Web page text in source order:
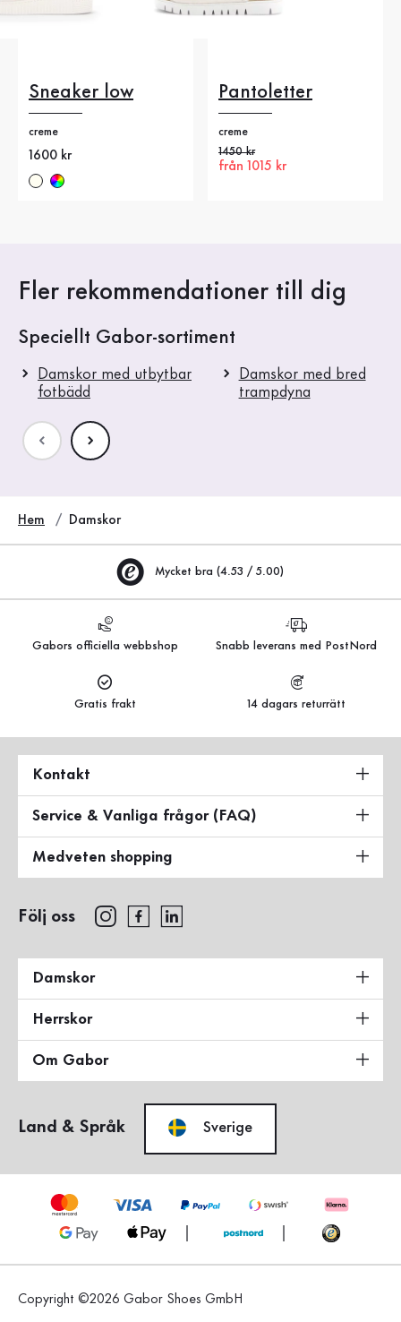
Sneaker low
creme
Nytt pris
1600 kr
Pantoletter
creme
Gammalt pris
1450 kr
Nytt pris
från 1015 kr
Fler rekommendationer till dig
Speciellt Gabor-sortiment
Damskor med utbytbar
fotbädd
Damskor med bred
trampdyna
Hem Damskor
Mycket bra (4.53 / 5.00)
Gabors officiella webbshop Snabb leverans med PostNord
Gratis frakt 14 dagars returrätt
Kontakt
Service & Vanliga frågor (FAQ)
Medveten shopping
Följ oss
Damskor
Herrskor
Om Gabor
Land & Språk Sverige
Copyright ©2026 Gabor Shoes GmbH